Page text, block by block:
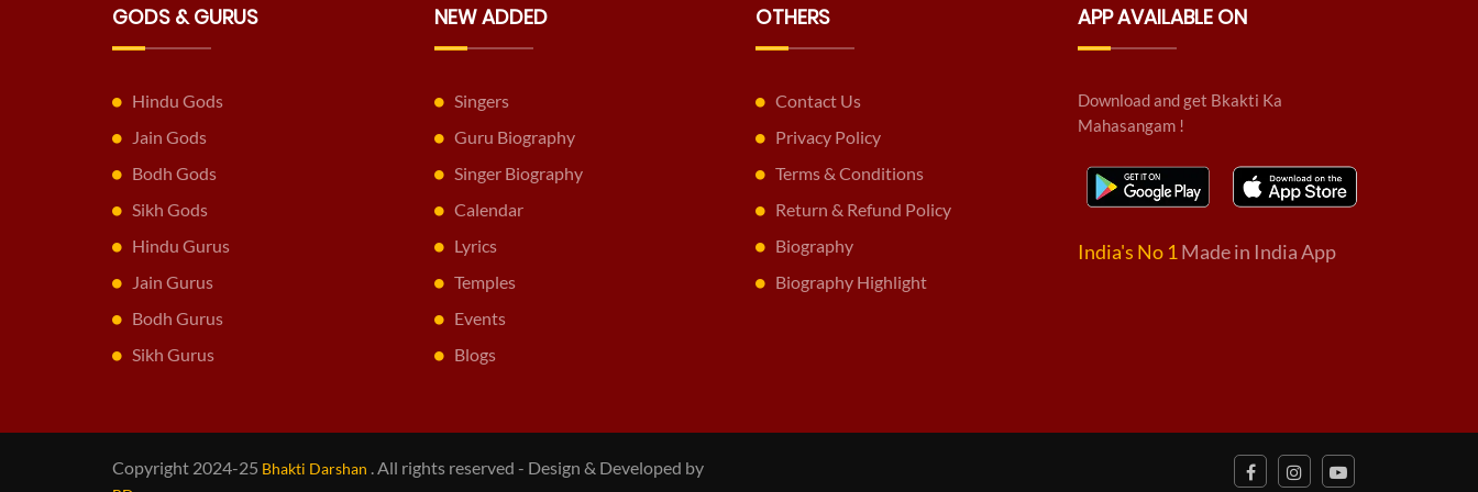
GODS & GURUS
Hindu Gods
Jain Gods
Bodh Gods
Sikh Gods
Hindu Gurus
Jain Gurus
Bodh Gurus
Sikh Gurus
NEW ADDED
Singers
Guru Biography
Singer Biography
Calendar
Lyrics
Temples
Events
Blogs
OTHERS
Contact Us
Privacy Policy
Terms & Conditions
Return & Refund Policy
Biography
Biography Highlight
APP AVAILABLE ON
Download and get Bkakti Ka
Mahasangam !
India's No 1Made in India App
Copyright 2024-25 Bhakti Darshan . All rights reserved - Design & Developed by